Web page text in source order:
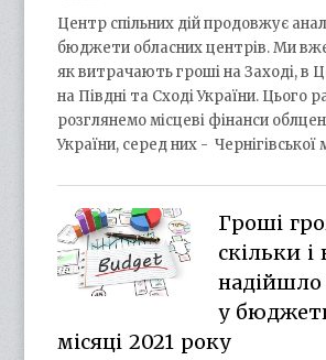
Центр спільних дій продовжує
бюджети обласних центрів. Ми
як витрачають гроші на Заході, в
на Півдні та Сході України. Цього
розглянемо місцеві фінанси
України, серед них - Чернігівської
Гроші
скільки і
надійшло
у
місяці 2021 року